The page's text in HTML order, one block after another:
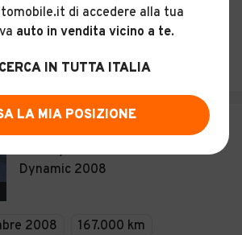
Fiat Ulysse 2.0 MJT 120 CV
Dynamic 2008
2008
167.000 km
di accedere alla tua
auto in vendita vicino a te.
IN TUTTA ITALIA
LA MIA POSIZIONE